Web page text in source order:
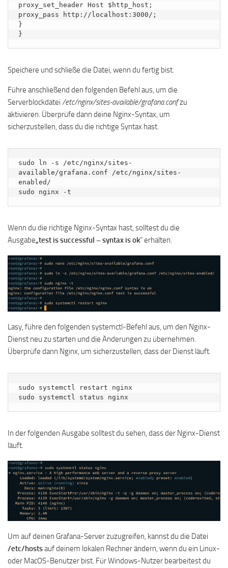
proxy_set_header Host $http_host;
proxy_pass http://localhost:3000/;
}
}
Speichere und schließe die Datei, wenn du fertig bist.
Führe anschließend den folgenden Befehl aus, um die
Serverblockdatei /etc/nginx/sites-available/grafana.confzu
aktivieren. Überprüfe dann deine Nginx-Syntax, um
sicherzustellen, dass du die richtige Syntax hast.
sudo ln -s /etc/nginx/sites-
available/grafana.conf /etc/nginx/sites-
enabled/
sudo nginx -t
Wenn du die richtige Nginx-Syntax hast, solltest du die
Ausgabe„test is successful – syntax is ok“ erhalten.
Lasy, führe den folgenden systemctl-Befehl aus, um den Nginx-
Dienst neu zu starten und die Änderungen zu übernehmen.
Überprüfe dann Nginx, um sicherzustellen, dass der Dienst läuft.
sudo systemctl restart nginx
sudo systemctl status nginx
In der folgenden Ausgabe solltest du sehen, dass der Nginx-Dienst
läuft.
Um auf deinen Grafana-Server zuzugreifen, kannst du die Datei
/etc/hostsauf deinem lokalen Rechner ändern, wenn du ein Linux-
oder MacOS-Benutzer bist. Für Windows-Nutzer bearbeitest du